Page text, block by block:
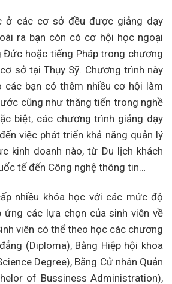
ở các cơ sở đều được giảng dạy
ra bạn còn có cơ hội học ngoại
hoặc tiếng Pháp trong chương
sở tại Thụy Sỹ. Chương trình này
các bạn có thêm nhiều cơ hội làm
cũng như thăng tiến trong nghề
biệt, các chương trình giảng dạy
việc phát triển khả năng quản lý
kinh doanh nào, từ Du lịch khách
tế đến Công nghệ thông tin…
nhiều khóa học với các mức độ
ứng các lựa chọn của sinh viên về
viên có thể theo học các chương
(Diploma), Bằng Hiệp hội khoa
Degree), Bằng Cử nhân Quản
of Bussiness Administration),